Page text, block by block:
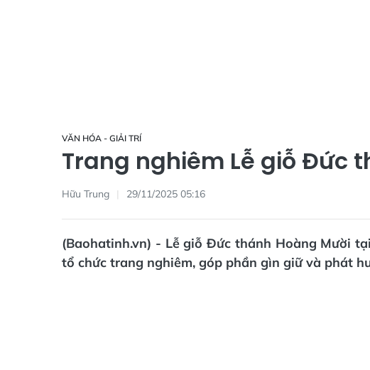
VĂN HÓA - GIẢI TRÍ
Trang nghiêm Lễ giỗ Đức
Hữu Trung 29/11/2025 05:16
(Baohatinh.vn) - Lễ giỗ Đức thánh Hoàng Mười
tổ chức trang nghiêm, góp phần gìn giữ và phát